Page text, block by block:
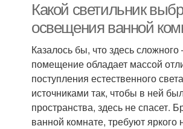
Какой светильник
освещения ванной
Казалось бы, что здесь сложного
помещение обладает массой
поступления естественного
источниками так, чтобы в ней
пространства, здесь не спасет.
ванной комнате, требуют яркого